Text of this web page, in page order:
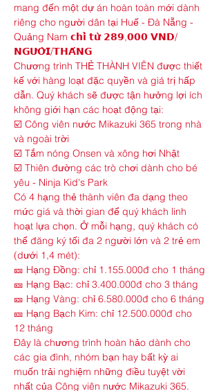
mang đến một dự án hoàn toàn mới dành
riêng cho người dân tại Huế - Đà Nẵng -
Quảng Nam 𝗰𝗵𝗶̉ 𝘁𝘂̛̀ 𝟮𝟴𝟵,𝟬𝟬𝟬 𝗩𝗡𝗗/
𝗡𝗚𝗨̛𝗢̛̀𝗜/𝗧𝗛𝗔́𝗡𝗚
Chương trình THẺ THÀNH VIÊN được thiết
kế với hàng loạt đặc quyền và giá trị hấp
dẫn. Quý khách sẽ được tận hưởng lợi ích
không giới hạn các hoạt động tại:
☑️ Công viên nước Mikazuki 365 trong nhà
và ngoài trời
☑️ Tắm nóng Onsen và xông hơi Nhật
☑️ Thiên đường các trò chơi dành cho bé
yêu - Ninja Kid's Park
Có 4 hạng thẻ thành viên đa dạng theo
mức giá và thời gian để quý khách linh
hoạt lựa chọn. Ở mỗi hạng, quý khách có
thể đăng ký tối đa 2 người lớn và 2 trẻ em
(dưới 1,4 mét):
🎫 Hạng Đồng: chỉ 1.155.000đ cho 1 tháng
🎫 Hạng Bạc: chỉ 3.400.000đ cho 3 tháng
🎫 Hạng Vàng: chỉ 6.580.000đ cho 6 tháng
🎫 Hạng Bạch Kim: chỉ 12.500.000đ cho
12 tháng
Đây là chương trình hoàn hảo dành cho
các gia đình, nhóm bạn hay bất kỳ ai
muốn trải nghiệm những điều tuyệt vời
nhất của Công viên nước Mikazuki 365.